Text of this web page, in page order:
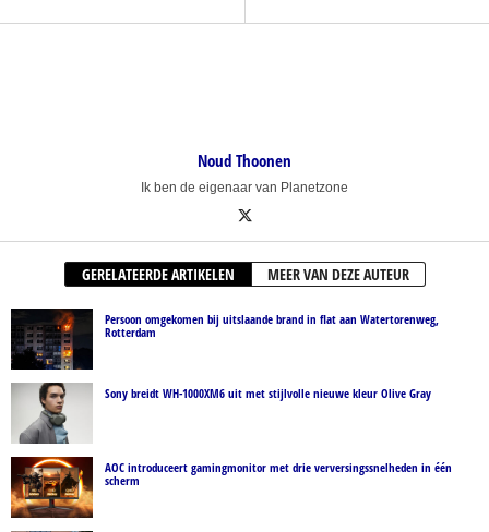
Noud Thoonen
Ik ben de eigenaar van Planetzone
GERELATEERDE ARTIKELEN MEER VAN DEZE AUTEUR
Persoon omgekomen bij uitslaande brand in flat aan Watertorenweg,
Rotterdam
Sony breidt WH-1000XM6 uit met stijlvolle nieuwe kleur Olive Gray
AOC introduceert gamingmonitor met drie verversingssnelheden in één
scherm